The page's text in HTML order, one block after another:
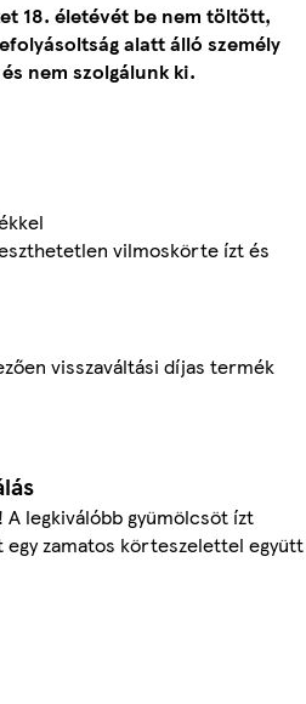
18. életévét be nem töltött,
alatt álló személy
nem szolgálunk ki.
vilmoskörte ízt és
visszaváltási díjas termék
A legkiválóbb gyümölcsöt ízt
zamatos körteszelettel együtt